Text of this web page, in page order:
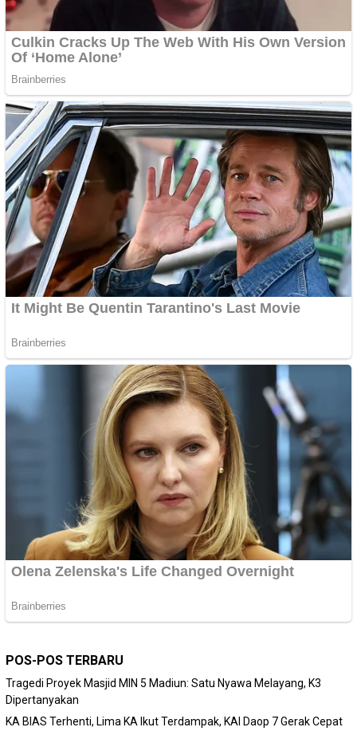
POS-POS TERBARU
Tragedi Proyek Masjid MIN 5 Madiun: Satu Nyawa Melayang, K3
Dipertanyakan
KA BIAS Terhenti, Lima KA Ikut Terdampak, KAI Daop 7 Gerak Cepat